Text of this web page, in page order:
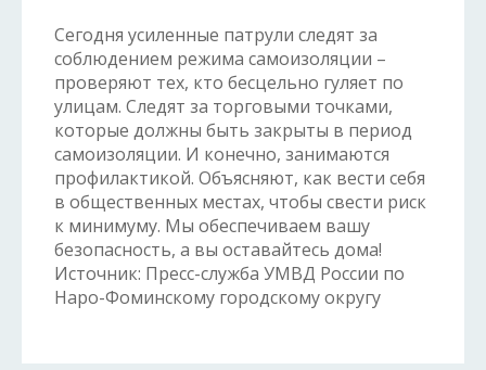
Сегодня усиленные патрули следят за
соблюдением режима самоизоляции –
проверяют тех, кто бесцельно гуляет по
улицам. Следят за торговыми точками,
которые должны быть закрыты в период
самоизоляции. И конечно, занимаются
профилактикой. Объясняют, как вести себя
в общественных местах, чтобы свести риск
к минимуму. Мы обеспечиваем вашу
безопасность, а вы оставайтесь дома!
Источник: Пресс-служба УМВД России по
Наро-Фоминскому городскому округу